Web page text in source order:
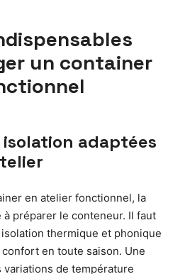
un container
adaptées
en atelier fonctionnel, la
préparer le conteneur. Il faut
thermique et phonique
en toute saison. Une
de température